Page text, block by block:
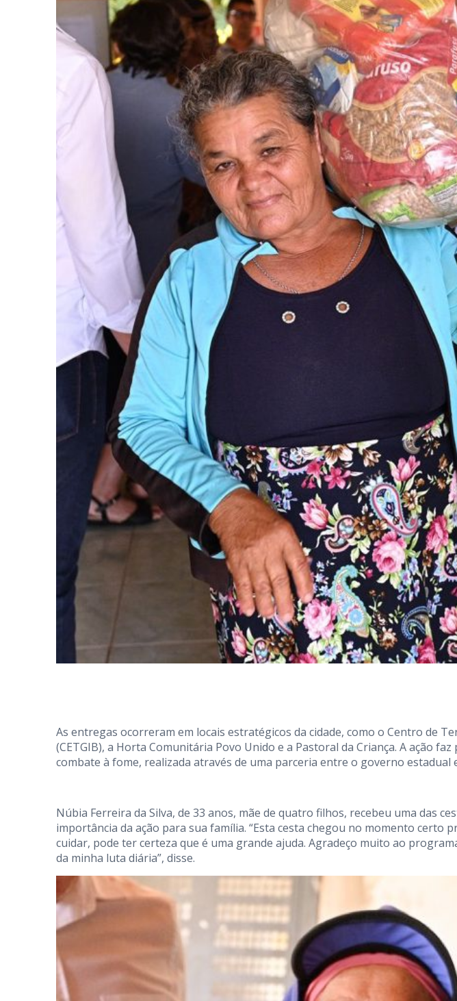
As entregas ocorreram em locais estratégicos da cidade, como o Centro de
(CETGIB), a Horta Comunitária Povo Unido e a Pastoral da Criança. A ação
combate à fome, realizada através de uma parceria entre o governo estadual
Núbia Ferreira da Silva, de 33 anos, mãe de quatro filhos, recebeu uma das
importância da ação para sua família. “Esta cesta chegou no momento certo
cuidar, pode ter certeza que é uma grande ajuda. Agradeço muito ao
da minha luta diária”, disse.